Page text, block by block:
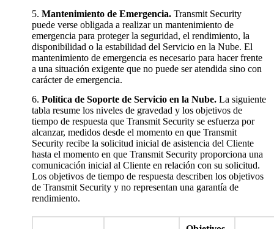
Mantenimiento de Emergencia. Transmit Security
puede verse obligada a realizar un mantenimiento de
emergencia para proteger la seguridad, el rendimiento, la
disponibilidad o la estabilidad del Servicio en la Nube. El
mantenimiento de emergencia es necesario para hacer frente
a una situación exigente que no puede ser atendida sino con
carácter de emergencia.
Política de Soporte de Servicio en la Nube. La siguiente
tabla resume los niveles de gravedad y los objetivos de
tiempo de respuesta que Transmit Security se esfuerza por
alcanzar, medidos desde el momento en que Transmit
Security recibe la solicitud inicial de asistencia del Cliente
hasta el momento en que Transmit Security proporciona una
comunicación inicial al Cliente en relación con su solicitud.
Los objetivos de tiempo de respuesta describen los objetivos
de Transmit Security y no representan una garantía de
rendimiento.